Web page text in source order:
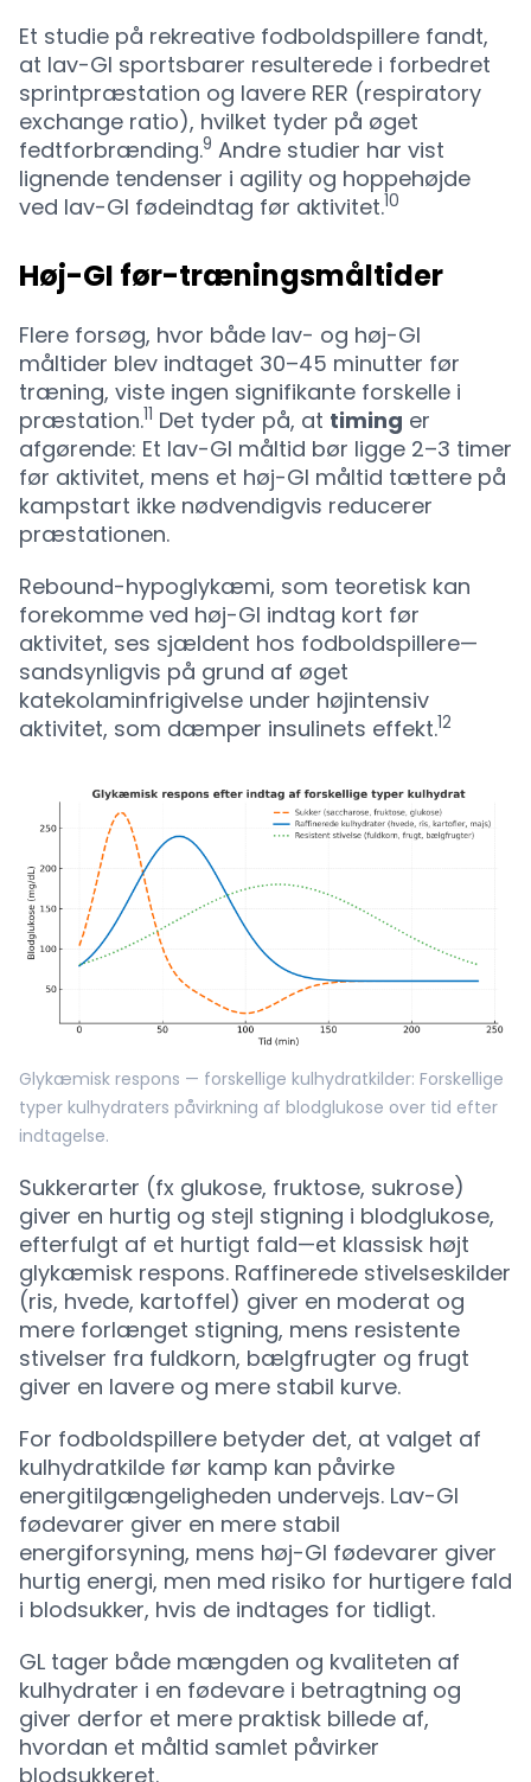
Et studie på rekreative fodboldspillere fandt,
at lav-GI sportsbarer resulterede i forbedret
sprintpræstation og lavere RER (respiratory
exchange ratio), hvilket tyder på øget
fedtforbrænding.9 Andre studier har vist
lignende tendenser i agility og hoppehøjde
ved lav-GI fødeindtag før aktivitet.10
Høj-GI før-træningsmåltider
Flere forsøg, hvor både lav- og høj-GI
måltider blev indtaget 30–45 minutter før
træning, viste ingen signifikante forskelle i
præstation.11 Det tyder på, at timing er
afgørende: Et lav-GI måltid bør ligge 2–3 timer
før aktivitet, mens et høj-GI måltid tættere på
kampstart ikke nødvendigvis reducerer
præstationen.
Rebound-hypoglykæmi, som teoretisk kan
forekomme ved høj-GI indtag kort før
aktivitet, ses sjældent hos fodboldspillere—
sandsynligvis på grund af øget
katekolaminfrigivelse under højintensiv
aktivitet, som dæmper insulinets effekt.12
Glykæmisk respons — forskellige kulhydratkilder: Forskellige
typer kulhydraters påvirkning af blodglukose over tid efter
indtagelse.
Sukkerarter (fx glukose, fruktose, sukrose)
giver en hurtig og stejl stigning i blodglukose,
efterfulgt af et hurtigt fald—et klassisk højt
glykæmisk respons. Raffinerede stivelseskilder
(ris, hvede, kartoffel) giver en moderat og
mere forlænget stigning, mens resistente
stivelser fra fuldkorn, bælgfrugter og frugt
giver en lavere og mere stabil kurve.
For fodboldspillere betyder det, at valget af
kulhydratkilde før kamp kan påvirke
energitilgængeligheden undervejs. Lav-GI
fødevarer giver en mere stabil
energiforsyning, mens høj-GI fødevarer giver
hurtig energi, men med risiko for hurtigere fald
i blodsukker, hvis de indtages for tidligt.
GL tager både mængden og kvaliteten af
kulhydrater i en fødevare i betragtning og
giver derfor et mere praktisk billede af,
hvordan et måltid samlet påvirker
blodsukkeret.